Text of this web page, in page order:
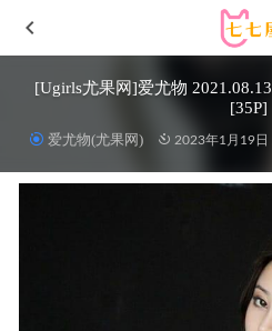
[Ugirls尤果网]爱尤物
[35P]
爱尤物(尤果网) 2023年1月19日
星之迟迟 –NO.090 伊什塔尔同